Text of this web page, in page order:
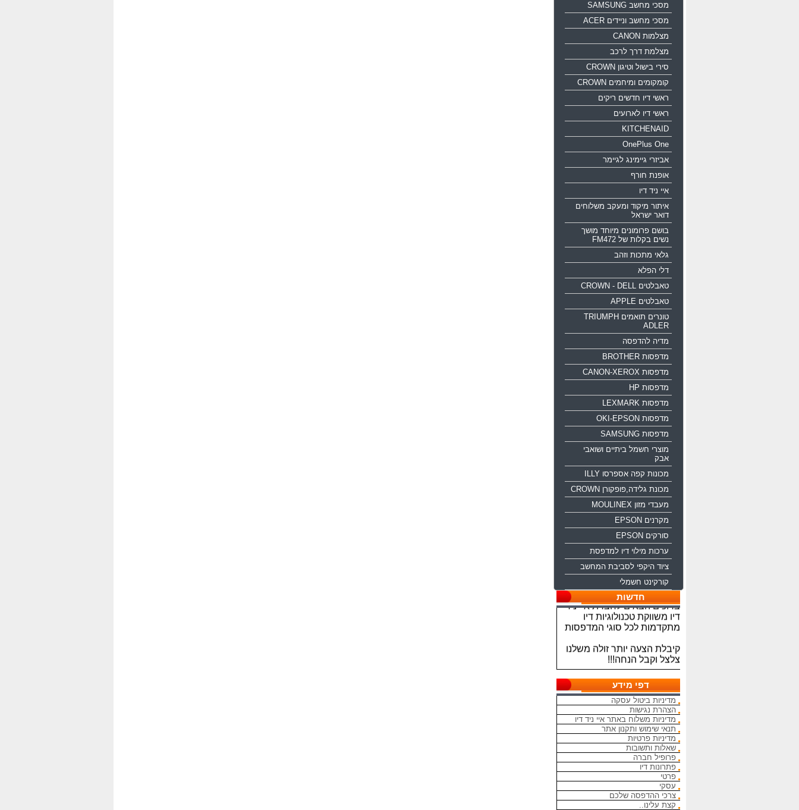
מסכי מחשב SAMSUNG
מסכי מחשב וניידים ACER
מצלמות CANON
מצלמת דרך לרכב
סירי בישול וטיגון CROWN
קומקומים ומיחמים CROWN
ראשי דיו חדשים ריקים
ראשי דיו לארועים
KITCHENAID
OnePlus One
אביזרי גיימינג לגיימר
אופנת חורף
איי ניד דיו
איתור מיקוד ומעקב משלוחים
דואר ישראל
בושם פרומונים מיוחד מושך
נשים בקלות של FM472
גלאי מתכות וזהב
דלי הפלא
טאבלטים CROWN - DELL
טאבלטים APPLE
טונרים תואמים TRIUMPH
ADLER
מדיה להדפסה
מדפסות BROTHER
מדפסות CANON-XEROX
מדפסות HP
מדפסות LEXMARK
מדפסות OKI-EPSON
מדפסות SAMSUNG
מוצרי חשמל ביתיים ושואבי
אבק
מכונות קפה אספרסו ILLY
מכונת גלידה,פופקורן CROWN
מעבדי מזון MOULINEX
מקרנים EPSON
סורקים EPSON
ערכות מילוי דיו למדפסת
ציוד היקפי לסביבת המחשב
קורקינט חשמלי
חדשות
ברוכים הבאים לחברת איי ניד
דיו משווקת טכנולוגיות דיו
מתקדמות לכל סוגי המדפסות
צלצל וקבל הנחה!!!
מתחייבים להיות הכי זולים
בארץ בראשי הדיו והטונרים
התואמים, יש אפשרות למשלוח
מהיום להיום
המחירים באתר אינם סופיים,יש
הנחה על קניה כמותית פרטים
במרכז ההזמנות
מאמינים אך ורק ביחס אישי
הוגן ובהקשבה
ללקוחות.בזכותכם הצלחתנו
דפי מידע
מדיניות ביטול עסקה
הצהרת נגישות
מדיניות משלוח באתר איי ניד דיו
תנאי שימוש ותקנון אתר
מדיניות פרטיות
שאלות ותשובות
פרופיל חברה
פתרונות דיו
פרטי
עסקי
צרכי ההדפסה שלכם
קצת עלינו..